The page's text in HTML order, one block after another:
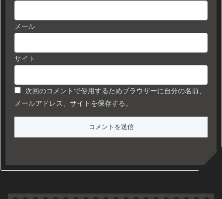
メール
サイト
次回のコメントで使用するためブラウザーに自分の名前、
メールアドレス、サイトを保存する。